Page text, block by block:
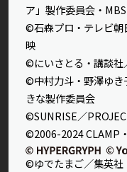
ア」製作委員会・MBS
©石森プロ・テレビ
映
©にいさとる・講談
©中村力斗・野澤ゆき
きな製作委員会
©SUNRISE／
©2006-2024 CLAMP
©ゆでたまご／集英社